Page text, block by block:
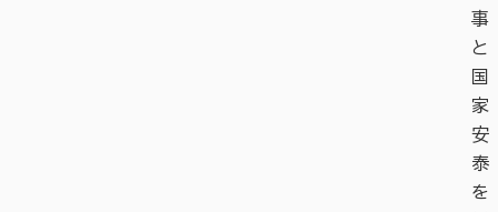
事
と
国
家
安
泰
を